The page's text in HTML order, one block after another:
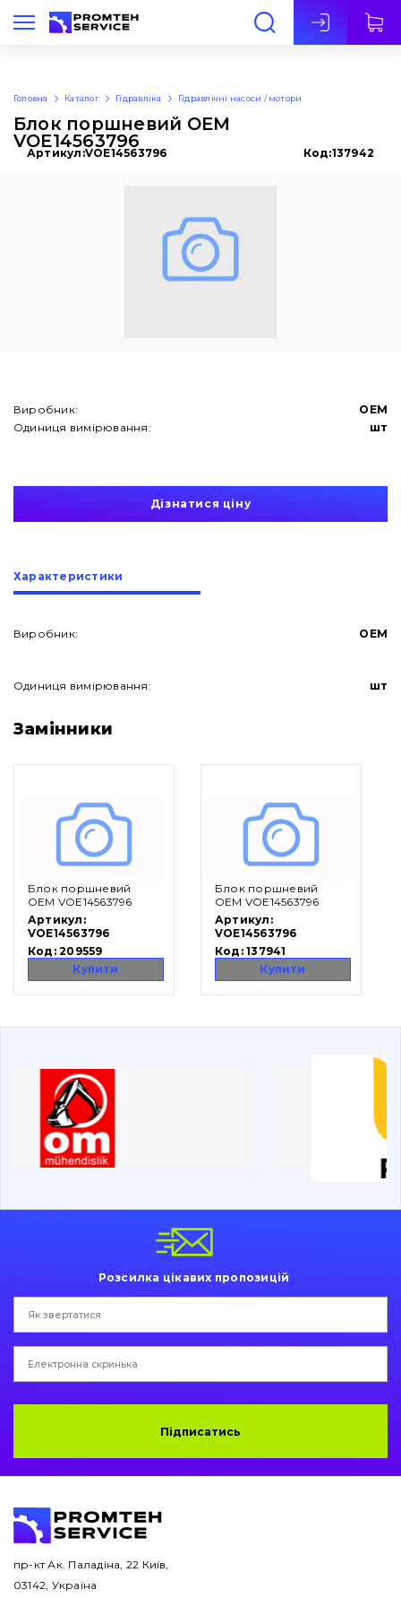
Укр
Про нас
Вакансії
Каталог
Фільтри та мастильні матеріали
Ходова частина
Ножі, ріжучі кромки
Захист (ковша, адаптера)
Трансмісія
Рама і кузов
Буровий інструмент
Електрообладнання
написати
листа
Головна Каталог Гідравліка Гідравлічні насоси / мотори
Блок поршневий OEM
VOE14563796
Артикул:VOE14563796 Код:137942
Виробник:
OEM
Одиниця вимірювання:
шт
Дізнатися ціну
Характеристики
Виробник: OEM
Одиниця вимірювання: шт
Замінники
Блок поршневий
OEM VOE14563796
Артикул:
VOE14563796
Код:209559
Купити
Блок поршневий
OEM VOE14563796
Артикул:
VOE14563796
Код:137941
Купити
Розсилка цікавих пропозицій
Підписатись
пр-кт Ак. Паладіна, 22 Київ,
03142, Україна